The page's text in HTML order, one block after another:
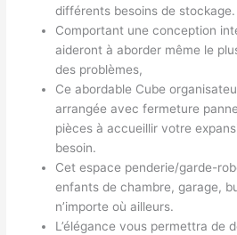
différents besoins de stockage.
Comportant une conception
aideront à aborder même le
des problèmes,
Ce abordable Cube
arrangée avec fermeture
pièces à accueillir votre
besoin.
Cet espace penderie/garde-
enfants de chambre, garage,
n’importe où ailleurs.
L’élégance vous permettra de